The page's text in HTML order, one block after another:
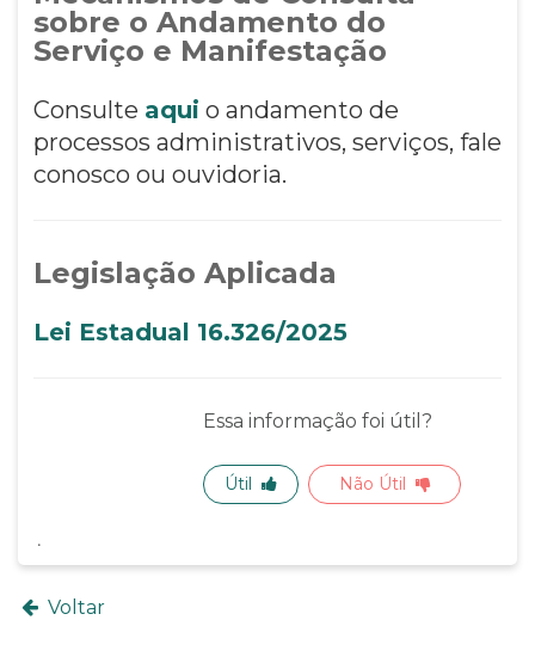
sobre o Andamento do
Serviço e Manifestação
Consulte aqui o andamento de
processos administrativos, serviços, fale
conosco ou ouvidoria.
Legislação Aplicada
Lei Estadual 16.326/2025
Essa informação foi útil?
Útil Não Útil
Voltar